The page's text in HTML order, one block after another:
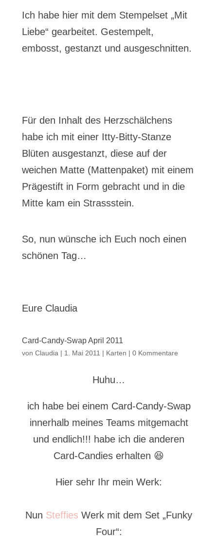
Ich habe hier mit dem Stempelset „Mit
Liebe“ gearbeitet. Gestempelt,
embosst, gestanzt und ausgeschnitten.
Für den Inhalt des Herzschälchens
habe ich mit einer Itty-Bitty-Stanze
Blüten ausgestanzt, diese auf der
weichen Matte (Mattenpaket) mit einem
Prägestift in Form gebracht und in die
Mitte kam ein Strassstein.
So, nun wünsche ich Euch noch einen
schönen Tag…
Eure Claudia
Card-Candy-Swap April 2011
von Claudia | 1. Mai 2011 | Karten | 0 Kommentare
Huhu…
ich habe bei einem Card-Candy-Swap
innerhalb meines Teams mitgemacht
und endlich!!! habe ich die anderen
Card-Candies erhalten 😆
Hier sehr Ihr mein Werk:
Nun Steffies Werk mit dem Set „Funky
Four“: